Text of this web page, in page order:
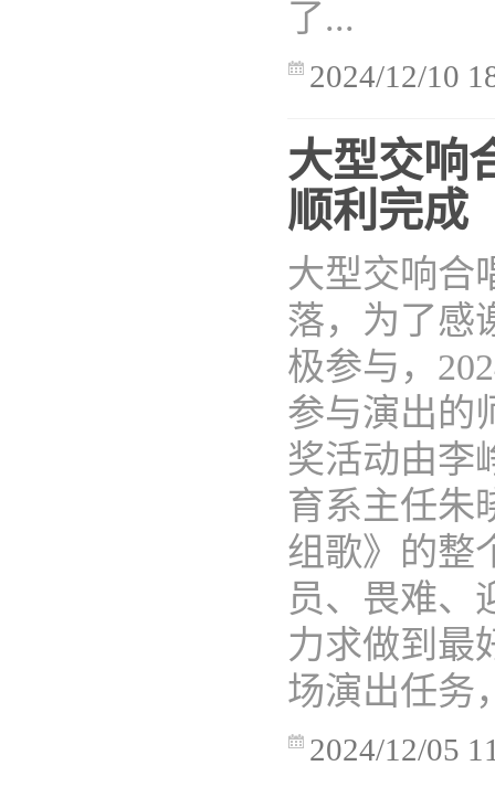
了...
2024/12/10
大型交响
顺利完成
大型交响合
落，为了感
极参与，
参与演出的
奖活动由李
育系主任朱
组歌》的整
员、畏难、
力求做到最
场演出任务
2024/12/05